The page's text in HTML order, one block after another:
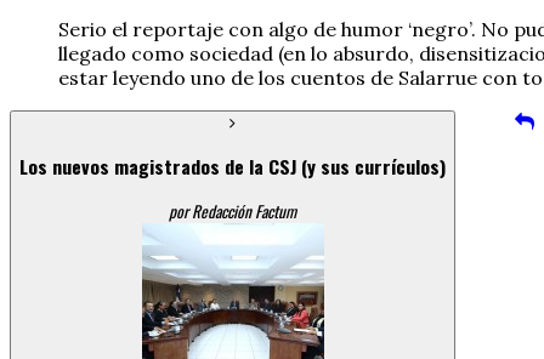
Serio el reportaje con algo de humor ‘negro’. No
llegado como sociedad (en lo absurdo,
estar leyendo uno de los cuentos de Salarrue con
Los nuevos magistrados de la CSJ (y sus currículos)
por Redacción Factum